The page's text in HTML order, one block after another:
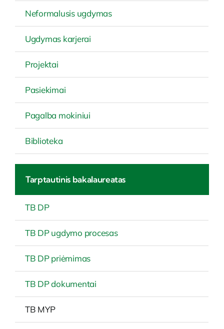
Neformalusis ugdymas
Ugdymas karjerai
Projektai
Pasiekimai
Pagalba mokiniui
Biblioteka
Tarptautinis bakalaureatas
TB DP
TB DP ugdymo procesas
TB DP priėmimas
TB DP dokumentai
TB MYP